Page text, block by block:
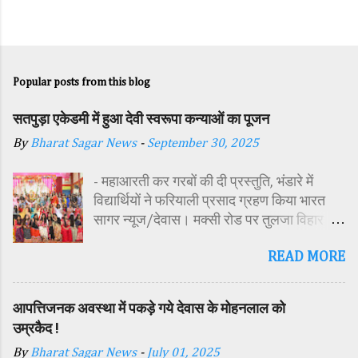
Popular posts from this blog
सतपुड़ा एकेडमी में हुआ देवी स्वरूपा कन्याओं का पूजन
ByBharat Sagar News - September 30, 2025
- महाआरती कर गरबों की दी प्रस्तुति, भंडारे में
विद्यार्थियों ने फरियाली प्रसाद ग्रहण किया भारत
सागर न्यूज/देवास। मक्सी रोड पर तुलजा विहार
पावन अवसर पर कन्या पूजन एवं गरबा महोत्सव का
परिसर में तोरण, रंगोली से आकर्षक साज-सज्जा की
गई। सर्वप्रथम मुख्य अतिथि महिला बाल विकास
विशिष्ट अतिथि शासकीय पॉलिटेक्निक कॉलेज
READ MORE
आपत्तिजनक अवस्था में पकड़े गये देवास के मोहनलाल को
उम्रकैद !
ByBharat Sagar News - July 01, 2025